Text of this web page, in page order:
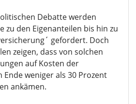
Debatte werden
zu den Eigenanteilen bis hin zu
gefordert. Doch
zeigen, dass von solchen
auf Kosten der
Ende weniger als 30 Prozent
ankämen.